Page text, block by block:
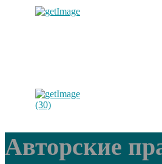
Авторские